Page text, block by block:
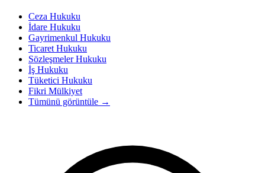
Ceza Hukuku
İdare Hukuku
Gayrimenkul Hukuku
Ticaret Hukuku
Sözleşmeler Hukuku
İş Hukuku
Tüketici Hukuku
Fikri Mülkiyet
Tümünü görüntüle →